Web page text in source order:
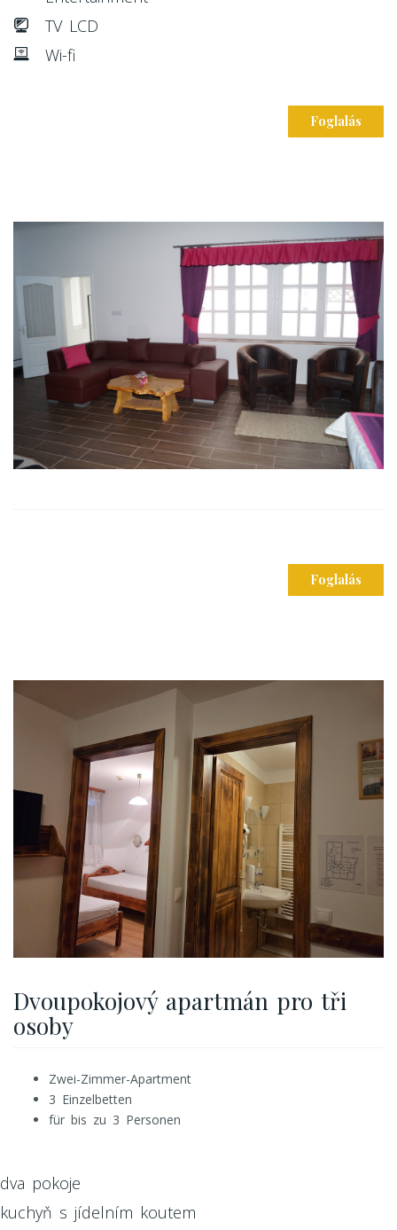
TV LCD
Wi-fi
Foglalás
Foglalás
Dvoupokojový apartmán pro tři
osoby
Zwei-Zimmer-Apartment
3 Einzelbetten
für bis zu 3 Personen
dva pokoje
kuchyň s jídelním koutem